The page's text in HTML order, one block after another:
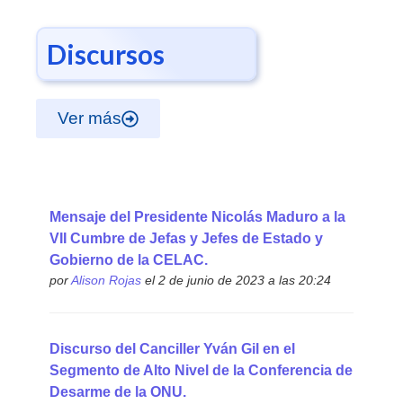
Discursos
Ver más
Mensaje del Presidente Nicolás Maduro a la
VII Cumbre de Jefas y Jefes de Estado y
Gobierno de la CELAC.
porAlison Rojasel 2 de junio de 2023 a las 20:24
Discurso del Canciller Yván Gil en el
Segmento de Alto Nivel de la Conferencia de
Desarme de la ONU.